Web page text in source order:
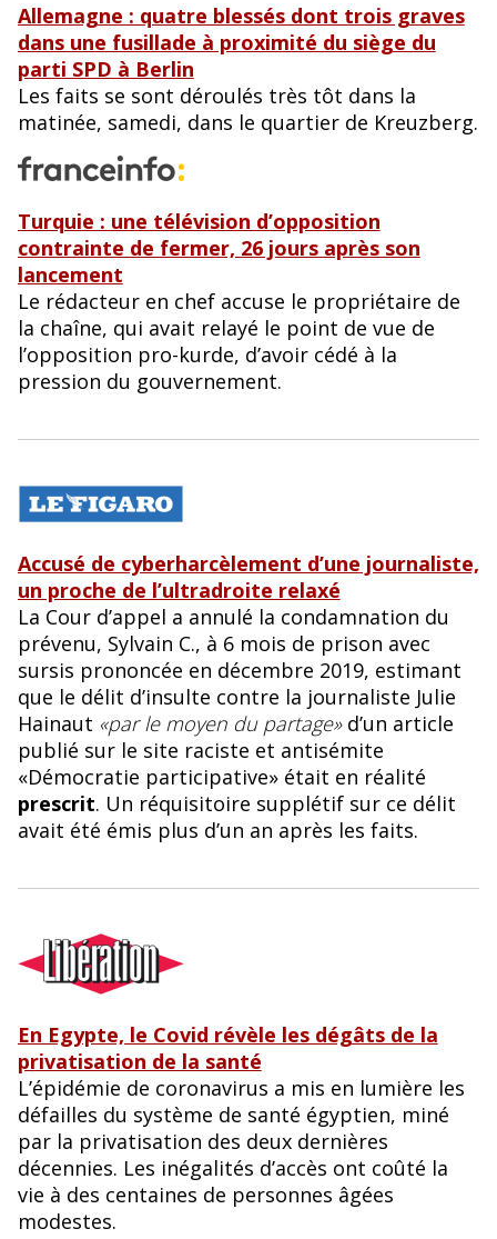
Allemagne : quatre blessés dont trois graves
dans une fusillade à proximité du siège du
parti SPD à Berlin
Les faits se sont déroulés très tôt dans la
matinée, samedi, dans le quartier de Kreuzberg.
Turquie : une télévision d’opposition
contrainte de fermer, 26 jours après son
lancement
Le rédacteur en chef accuse le propriétaire de
la chaîne, qui avait relayé le point de vue de
l’opposition pro-kurde, d’avoir cédé à la
pression du gouvernement.
Accusé de cyberharcèlement d’une journaliste,
un proche de l’ultradroite relaxé
La Cour d’appel a annulé la condamnation du
prévenu, Sylvain C., à 6 mois de prison avec
sursis prononcée en décembre 2019, estimant
que le délit d’insulte contre la journaliste Julie
Hainaut «par le moyen du partage» d’un article
publié sur le site raciste et antisémite
«Démocratie participative» était en réalité
prescrit. Un réquisitoire supplétif sur ce délit
avait été émis plus d’un an après les faits.
En Egypte, le Covid révèle les dégâts de la
privatisation de la santé
L’épidémie de coronavirus a mis en lumière les
défailles du système de santé égyptien, miné
par la privatisation des deux dernières
décennies. Les inégalités d’accès ont coûté la
vie à des centaines de personnes âgées
modestes.